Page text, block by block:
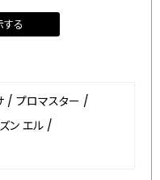
る
/ プロマスター /
ン エル /